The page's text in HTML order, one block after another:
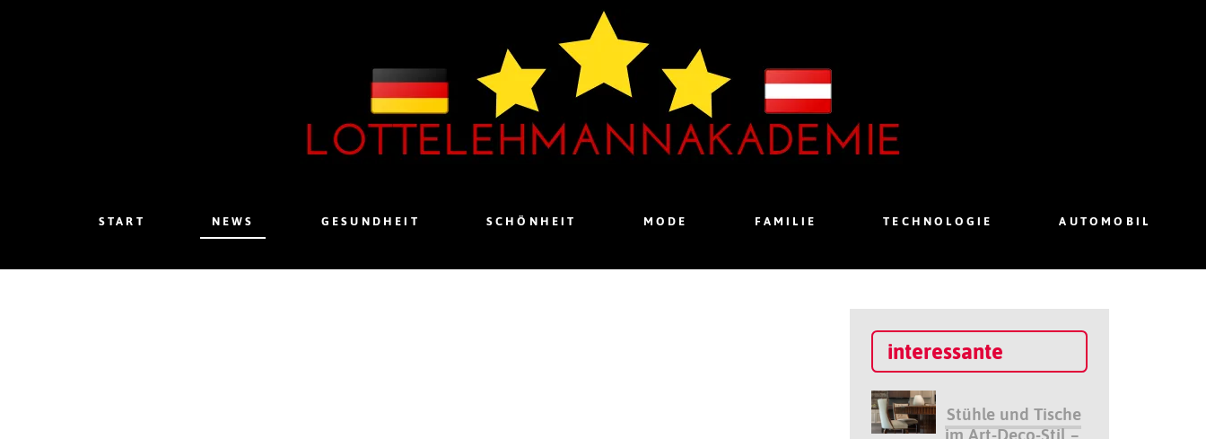
START NEWS GESUNDHEIT SCHÖNHEIT MODE FAMILIE TECHNOLOGIE AUTOMOBIL
interessante
Stühle und Tische
im Art-Deco-Stil –